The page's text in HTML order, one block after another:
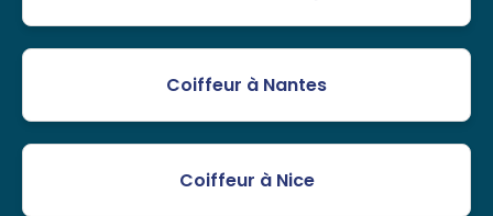
Coiffeur à Nantes
Coiffeur à Nice